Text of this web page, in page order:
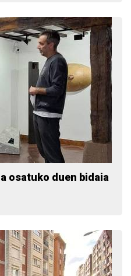
osatuko duen bidaia